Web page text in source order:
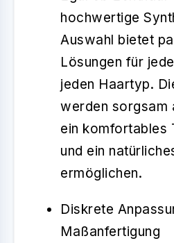
hochwertige
Auswahl bietet
Lösungen für jede
jeden Haartyp.
werden sorgsam
ein komfortables
und ein
ermöglichen.
Diskrete
Maßanfertigung